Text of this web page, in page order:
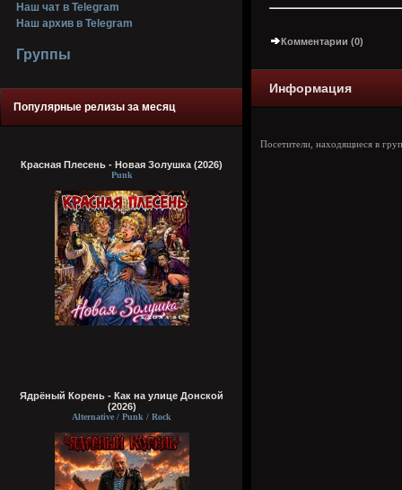
Наш чат в Telegram
Наш архив в Telegram
Группы
Популярные релизы за месяц
Красная Плесень - Новая Золушка (2026)
Punk
Ядрёный Корень - Как на улице Донской
(2026)
Alternative / Punk / Rock
Комментарии (0)
Информация
Посетители, находящиеся в